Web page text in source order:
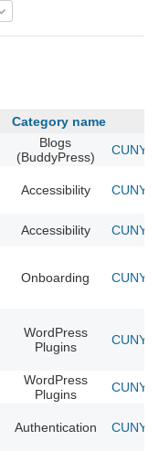
Category name
Blogs
(BuddyPress)
CUNY
Accessibility CUNY
Accessibility CUNY
Onboarding CUNY
WordPress
Plugins
CUNY
WordPress
Plugins
CUNY
Authentication CUNY